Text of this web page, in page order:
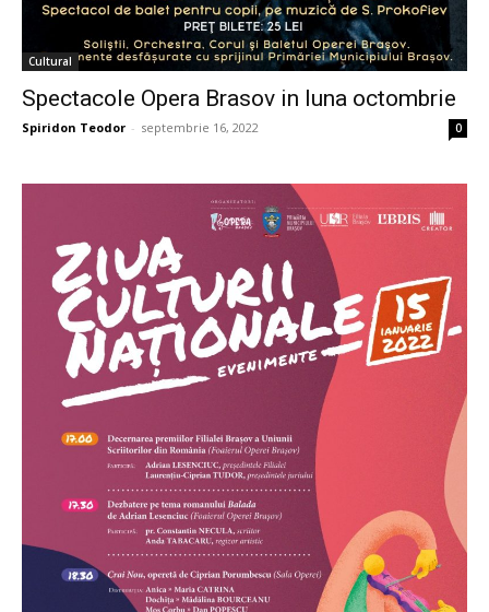
Cultural
Spectacole Opera Brasov in luna octombrie
Spiridon Teodor - septembrie 16, 2022 0